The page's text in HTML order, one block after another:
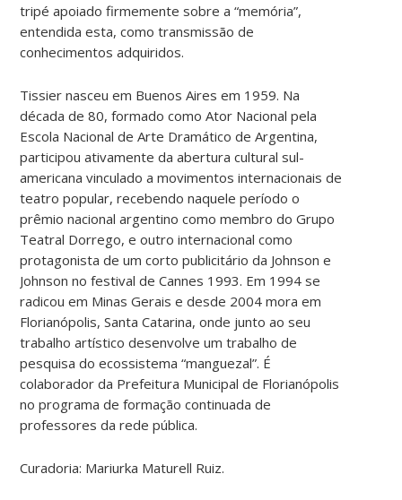
tripé apoiado firmemente sobre a “memória”,
entendida esta, como transmissão de
conhecimentos adquiridos.
Tissier nasceu em Buenos Aires em 1959. Na
década de 80, formado como Ator Nacional pela
Escola Nacional de Arte Dramático de Argentina,
participou ativamente da abertura cultural sul-
americana vinculado a movimentos internacionais de
teatro popular, recebendo naquele período o
prêmio nacional argentino como membro do Grupo
Teatral Dorrego, e outro internacional como
protagonista de um corto publicitário da Johnson e
Johnson no festival de Cannes 1993. Em 1994 se
radicou em Minas Gerais e desde 2004 mora em
Florianópolis, Santa Catarina, onde junto ao seu
trabalho artístico desenvolve um trabalho de
pesquisa do ecossistema “manguezal”. É
colaborador da Prefeitura Municipal de Florianópolis
no programa de formação continuada de
professores da rede pública.
Curadoria: Mariurka Maturell Ruiz.